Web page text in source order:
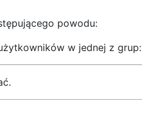
powodu:
w jednej z grup: